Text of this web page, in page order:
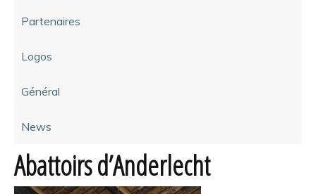
Partenaires
Logos
Général
News
Abattoirs d’Anderlecht